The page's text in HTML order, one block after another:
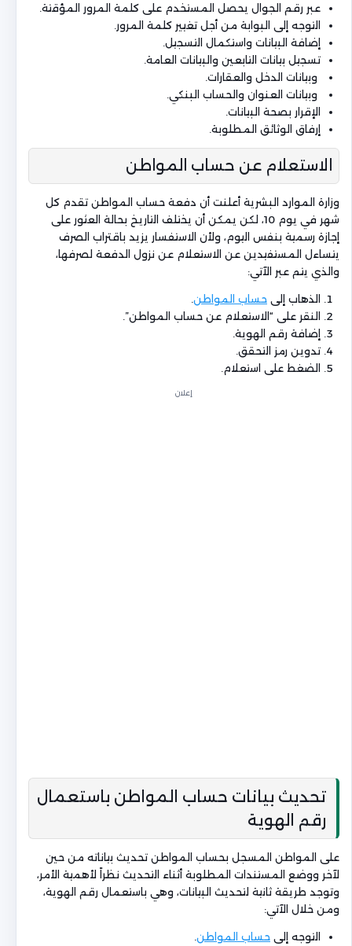
عبر رقم الجوال يحصل المستخدم على كلمة المرور المؤقتة.
التوجه إلى البوابة من أجل تغيير كلمة المرور.
إضافة البيانات واستكمال التسجيل.
تسجيل بيانات التابعين والبيانات العامة.
وبيانات الدخل والعقارات.
وبيانات العنوان والحساب البنكي.
الإقرار بصحة البيانات.
إرفاق الوثائق المطلوبة.
الاستعلام عن حساب المواطن
وزارة الموارد البشرية أعلنت أن دفعة حساب المواطن تقدم كل
شهر في يوم 10، لكن يمكن أن يختلف التاريخ بحالة العثور على
إجازة رسمية بنفس اليوم، ولأن الاستفسار يزيد باقتراب الصرف
يتساءل المستفيدين عن الاستعلام عن نزول الدفعة لصرفها،
والذي يتم عبر الآتي:
الذهاب إلى حساب المواطن.
النقر على “الاستعلام عن حساب المواطن”.
إضافة رقم الهوية.
تدوين رمز التحقق.
الضغط على استعلام.
إعلان
تحديث بيانات حساب المواطن باستعمال
رقم الهوية
على المواطن المسجل بحساب المواطن تحديث بياناته من حين
لآخر ووضع المستندات المطلوبة أثناء التحديث نظراً لأهمية الأمر،
وتوجد طريقة ثانية لتحديث البيانات، وهي باستعمال رقم الهوية،
ومن خلال الآتي:
التوجه إلى حساب المواطن.